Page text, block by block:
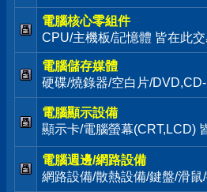
電腦核心零組件
CPU/主機板/記憶體 皆在此交
電腦儲存媒體
硬碟/燒錄器/空白片/
電腦顯示設備
顯示卡/電腦螢幕(CRT,LCD)
電腦週邊/網路設備
網路設備/散熱設備/鍵盤/滑